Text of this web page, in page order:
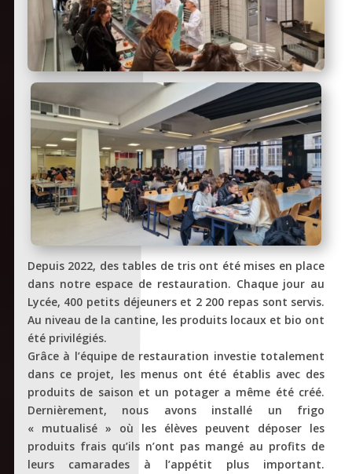
Depuis 2022, des tables de tris ont été mises en place
dans notre espace de restauration. Chaque jour au
Lycée, 400 petits déjeuners et 2 200 repas sont servis.
Au niveau de la cantine, les produits locaux et bio ont
été privilégiés.
Grâce à l’équipe de restauration investie totalement
dans ce projet, les menus ont été établis avec des
produits de saison et un potager a même été créé.
Dernièrement, nous avons installé un frigo
« mutualisé » où les élèves peuvent déposer les
produits frais qu’ils n’ont pas mangé au profits de
leurs camarades à l’appétit plus important.